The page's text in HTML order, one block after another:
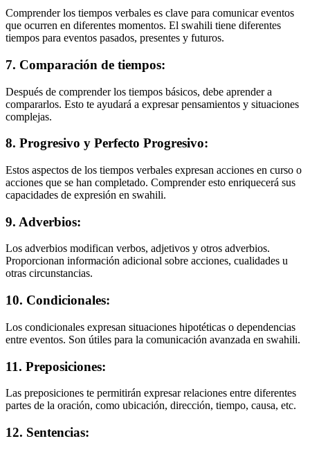
Comprender los tiempos verbales es clave para comunicar eventos
que ocurren en diferentes momentos. El swahili tiene diferentes
tiempos para eventos pasados, presentes y futuros.
7. Comparación de tiempos:
Después de comprender los tiempos básicos, debe aprender a
compararlos. Esto te ayudará a expresar pensamientos y situaciones
complejas.
8. Progresivo y Perfecto Progresivo:
Estos aspectos de los tiempos verbales expresan acciones en curso o
acciones que se han completado. Comprender esto enriquecerá sus
capacidades de expresión en swahili.
9. Adverbios:
Los adverbios modifican verbos, adjetivos y otros adverbios.
Proporcionan información adicional sobre acciones, cualidades u
otras circunstancias.
10. Condicionales:
Los condicionales expresan situaciones hipotéticas o dependencias
entre eventos. Son útiles para la comunicación avanzada en swahili.
11. Preposiciones:
Las preposiciones te permitirán expresar relaciones entre diferentes
partes de la oración, como ubicación, dirección, tiempo, causa, etc.
12. Sentencias: